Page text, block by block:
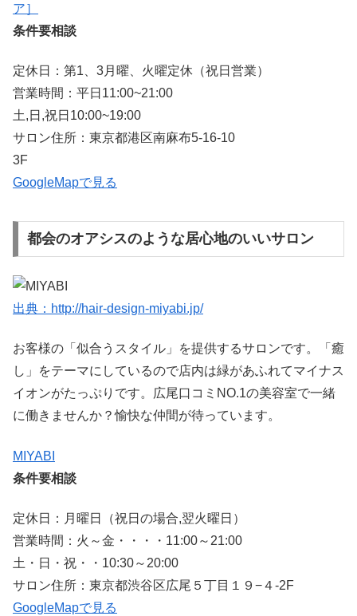
ア］
条件要相談
定休日：第1、3月曜、火曜定休（祝日営業）
営業時間：平日11:00~21:00
土,日,祝日10:00~19:00
サロン住所：東京都港区南麻布5-16-10
3F
GoogleMapで見る
都会のオアシスのような居心地のいいサロン
出典：http://hair-design-miyabi.jp/
お客様の「似合うスタイル」を提供するサロンです。「癒
し」をテーマにしているので店内は緑があふれてマイナス
イオンがたっぷりです。広尾口コミNO.1の美容室で一緒
に働きませんか？愉快な仲間が待っています。
MIYABI
条件要相談
定休日：月曜日（祝日の場合,翌火曜日）
営業時間：火～金・・・・11:00～21:00
土・日・祝・・10:30～20:00
サロン住所：東京都渋谷区広尾５丁目１９−４-2F
GoogleMapで見る